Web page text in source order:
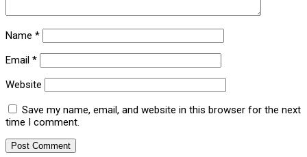
Name *
Email *
Website
Save my name, email, and website in this browser for the next
time I comment.